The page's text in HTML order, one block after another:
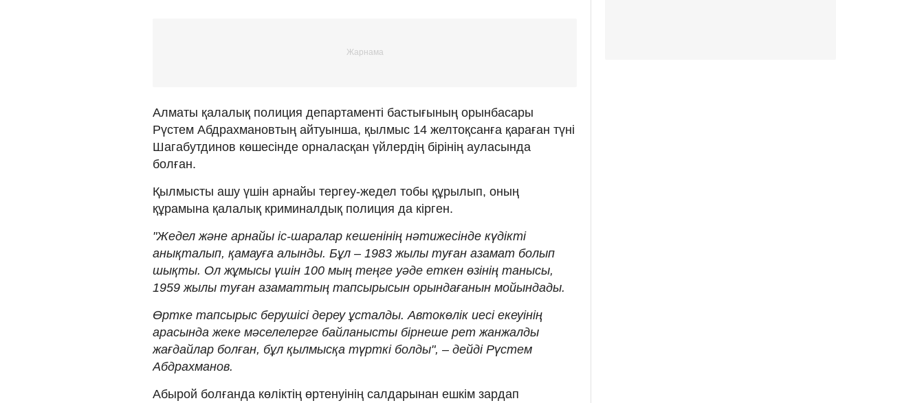
Алматы қалалық полиция департаменті бастығының орынбасары
Рүстем Абдрахмановтың айтуынша, қылмыс 14 желтоқсанға қараған түні
Шагабутдинов көшесінде орналасқан үйлердің бірінің ауласында
болған.
Қылмысты ашу үшін арнайы тергеу-жедел тобы құрылып, оның
құрамына қалалық криминалдық полиция да кірген.
"Жедел және арнайы іс-шаралар кешенінің нәтижесінде күдікті
анықталып, қамауға алынды. Бұл – 1983 жылы туған азамат болып
шықты. Ол жұмысы үшін 100 мың теңге уәде еткен өзінің танысы,
1959 жылы туған азаматтың тапсырысын орындағанын мойындады.
Өртке тапсырыс берушісі дереу ұсталды. Автокөлік иесі екеуінің
арасында жеке мәселелерге байланысты бірнеше рет жанжалды
жағдайлар болған, бұл қылмысқа түрткі болды", – дейді Рүстем
Абдрахманов.
Абырой болғанда көліктің өртенуінің салдарынан ешкім зардап